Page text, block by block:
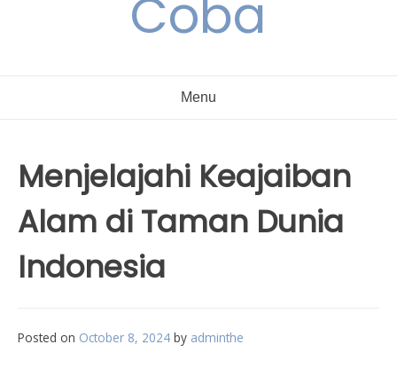
Coba
Menu
Menjelajahi Keajaiban
Alam di Taman Dunia
Indonesia
Posted on October 8, 2024 by adminthe